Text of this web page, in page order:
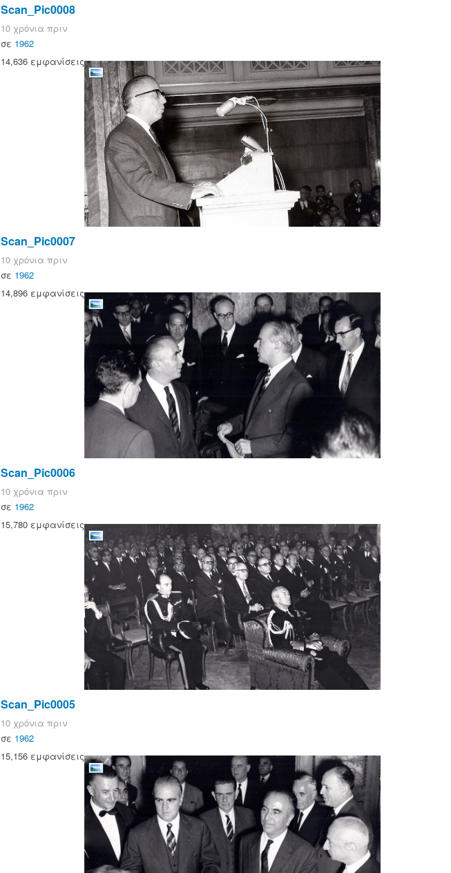
Scan_Pic0008
10 χρόνια πριν
σε 1962
14,636 εμφανίσεις
Scan_Pic0007
10 χρόνια πριν
σε 1962
14,896 εμφανίσεις
Scan_Pic0006
10 χρόνια πριν
σε 1962
15,780 εμφανίσεις
Scan_Pic0005
10 χρόνια πριν
σε 1962
15,156 εμφανίσεις